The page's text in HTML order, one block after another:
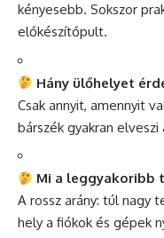
kényesebb. Sokszor
előkészítőpult.
Hány ülőhelyet
Csak annyit, amennyit
bárszék gyakran
Mi a leggyakoribb
A rossz arány: túl nagy
hely a fiókok és gépek